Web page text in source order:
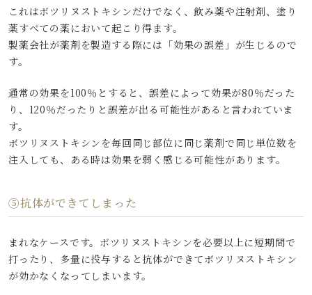
これはボツリヌストキシンだけでなく、飲み薬や注射剤、塗り
薬すべての薬において起こり得ます。
製薬会社が薬剤を製造する際には「効果の誤差」が生じるので
す。
通常の効果を100％とすると、誤差によって効果が80％だった
り、120％だったりと誤差が出る可能性があると言われていま
す。
ボツリヌストキシンを毎回同じ部位に同じ薬剤で同じ単位数を
注入しても、ある時は効果を弱く感じる可能性があります。
⑤抗体ができてしまった
まれなケースです。ボツリヌストキシンを必要以上に短期間で
打ったり、多量に投与すると抗体ができてボツリヌストキシン
が効かなくなってしまいます。